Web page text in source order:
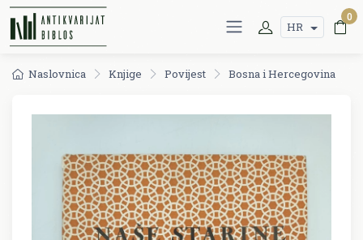
HR
0
Naslovnica Knjige Povijest Bosna i Hercegovina